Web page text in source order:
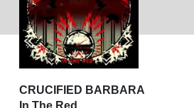
CRUCIFIED BARBARA
In The Red